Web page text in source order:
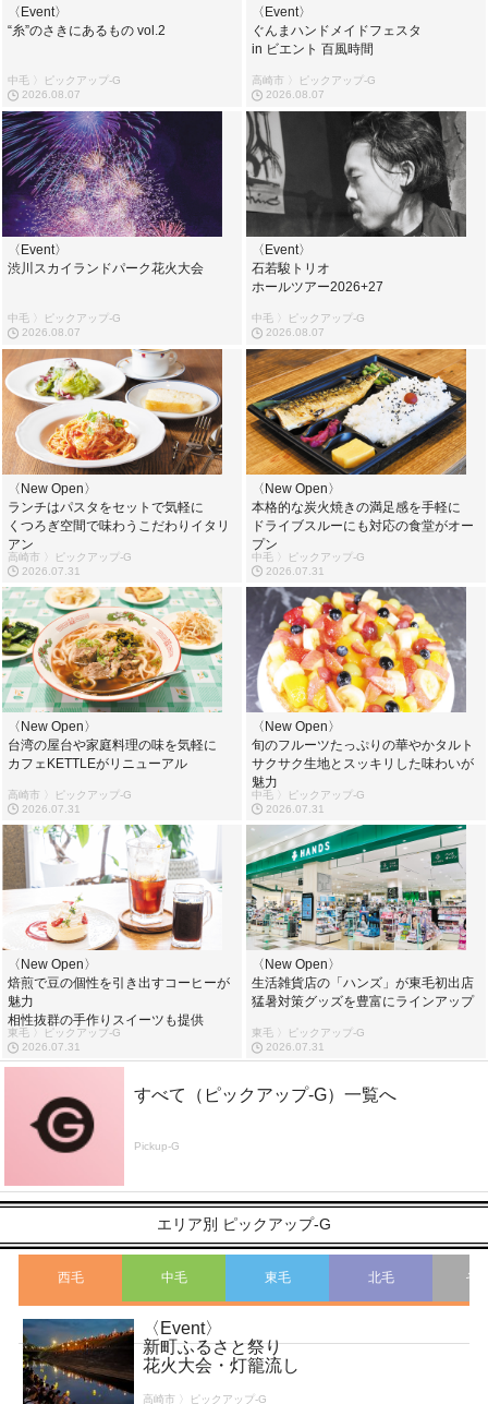
〈Event〉
“糸”のさきにあるもの vol.2
中毛 〉ピックアップ-G
2026.08.07
〈Event〉
ぐんまハンドメイドフェスタ
in ビエント 百風時間
高崎市 〉ピックアップ-G
2026.08.07
〈Event〉
渋川スカイランドパーク花火大会
中毛 〉ピックアップ-G
2026.08.07
〈Event〉
石若駿トリオ
ホールツアー2026+27
中毛 〉ピックアップ-G
2026.08.07
〈New Open〉
ランチはパスタをセットで気軽に
くつろぎ空間で味わうこだわりイタリ
アン
高崎市 〉ピックアップ-G
2026.07.31
〈New Open〉
本格的な炭火焼きの満足感を手軽に
ドライブスルーにも対応の食堂がオー
プン
中毛 〉ピックアップ-G
2026.07.31
〈New Open〉
台湾の屋台や家庭料理の味を気軽に
カフェKETTLEがリニューアル
高崎市 〉ピックアップ-G
2026.07.31
〈New Open〉
旬のフルーツたっぷりの華やかタルト
サクサク生地とスッキリした味わいが
魅力
中毛 〉ピックアップ-G
2026.07.31
〈New Open〉
焙煎で豆の個性を引き出すコーヒーが
魅力
相性抜群の手作りスイーツも提供
東毛 〉ピックアップ-G
2026.07.31
〈New Open〉
生活雑貨店の「ハンズ」が東毛初出店
猛暑対策グッズを豊富にラインアップ
東毛 〉ピックアップ-G
2026.07.31
すべて（ピックアップ-G）一覧へ
Pickup-G
エリア別 ピックアップ-G
西毛 中毛 東毛 北毛 そ
〈Event〉
新町ふるさと祭り
花火大会・灯籠流し
高崎市 〉ピックアップ-G